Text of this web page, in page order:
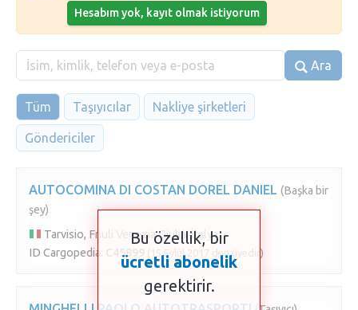
Hesabım yok, kayıt olmak istiyorum
Ara
Tüm Taşıyıcılar Nakliye şirketleri
Göndericiler
AUTOCOMINA DI COSTAN DOREL DANIEL (Başka bir
şey)
Tarvisio, Friuli Venezia Giulia, İtalya
ID Cargopedia:
C45899 (15 Eylül 2017 den üyedir)
Bu özellik, bir
ücretli abonelik
gerektirir.